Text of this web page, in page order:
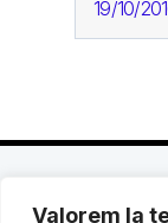
Valorem la
19/10/